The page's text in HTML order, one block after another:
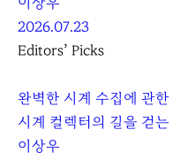
2026.07.23
Editors’ Picks
완벽한 시계 수집에 관한
시계 컬렉터의 길을 걷는
이상우